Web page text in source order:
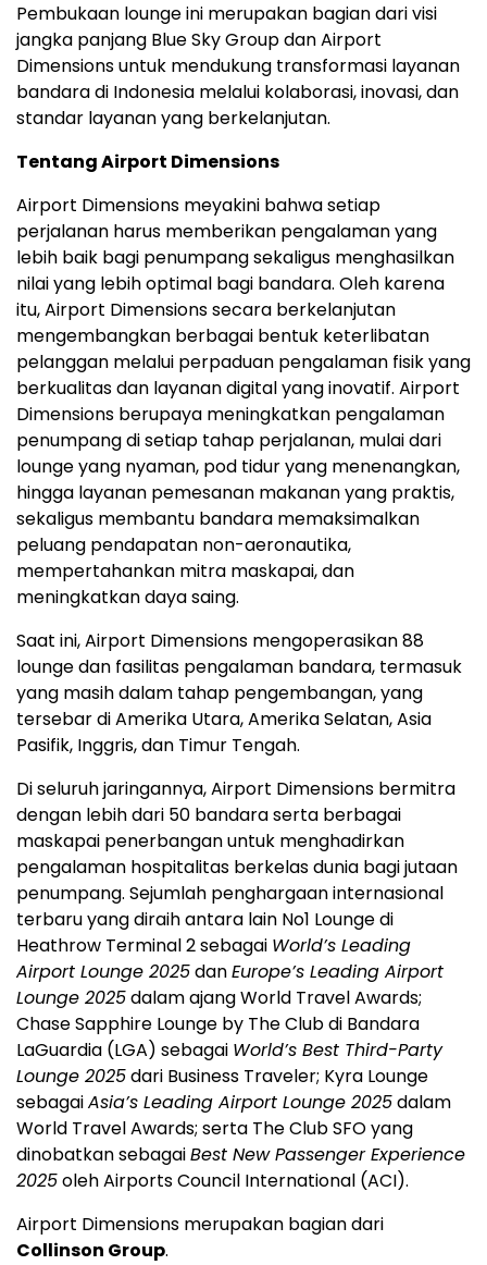
Pembukaan lounge ini merupakan bagian dari visi
jangka panjang Blue Sky Group dan Airport
Dimensions untuk mendukung transformasi layanan
bandara di Indonesia melalui kolaborasi, inovasi, dan
standar layanan yang berkelanjutan.
Tentang Airport Dimensions
Airport Dimensions meyakini bahwa setiap
perjalanan harus memberikan pengalaman yang
lebih baik bagi penumpang sekaligus menghasilkan
nilai yang lebih optimal bagi bandara. Oleh karena
itu, Airport Dimensions secara berkelanjutan
mengembangkan berbagai bentuk keterlibatan
pelanggan melalui perpaduan pengalaman fisik yang
berkualitas dan layanan digital yang inovatif. Airport
Dimensions berupaya meningkatkan pengalaman
penumpang di setiap tahap perjalanan, mulai dari
lounge yang nyaman, pod tidur yang menenangkan,
hingga layanan pemesanan makanan yang praktis,
sekaligus membantu bandara memaksimalkan
peluang pendapatan non-aeronautika,
mempertahankan mitra maskapai, dan
meningkatkan daya saing.
Saat ini, Airport Dimensions mengoperasikan 88
lounge dan fasilitas pengalaman bandara, termasuk
yang masih dalam tahap pengembangan, yang
tersebar diAmerika Utara, Amerika Selatan, Asia
Pasifik, Inggris, dan Timur Tengah.
Di seluruh jaringannya, Airport Dimensions bermitra
dengan lebih dari 50 bandara serta berbagai
maskapai penerbangan untuk menghadirkan
pengalaman hospitalitas berkelas dunia bagi jutaan
penumpang. Sejumlah penghargaan internasional
terbaru yang diraih antara lain No1 Lounge di
Heathrow Terminal 2 sebagai World’s Leading
Airport Lounge 2025danEurope’s Leading Airport
Lounge 2025dalam ajang World Travel Awards;
Chase Sapphire Lounge by The Club di Bandara
LaGuardia (LGA) sebagai World’s Best Third-Party
Lounge 2025dari Business Traveler; Kyra Lounge
sebagaiAsia’s Leading Airport Lounge 2025dalam
World Travel Awards; serta The Club SFO yang
dinobatkan sebagaiBest New Passenger Experience
2025oleh Airports Council International (ACI).
Airport Dimensions merupakan bagian dari
Collinson Group.